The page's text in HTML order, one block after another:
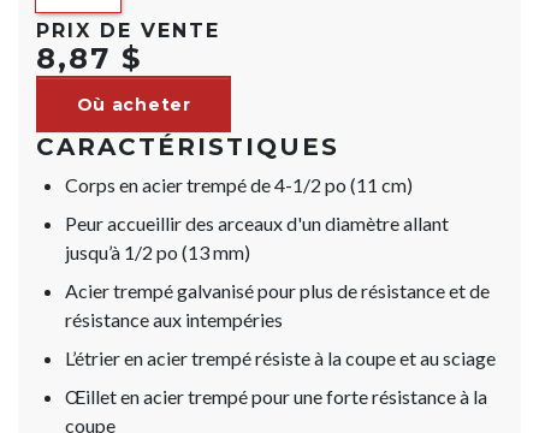
PRIX DE VENTE
8,87 $
Où acheter
CARACTÉRISTIQUES
Corps en acier trempé de 4-1/2 po (11 cm)
Peur accueillir des arceaux d'un diamètre allant
jusqu’à 1/2 po (13 mm)
Acier trempé galvanisé pour plus de résistance et de
résistance aux intempéries
L’étrier en acier trempé résiste à la coupe et au sciage
Œillet en acier trempé pour une forte résistance à la
coupe